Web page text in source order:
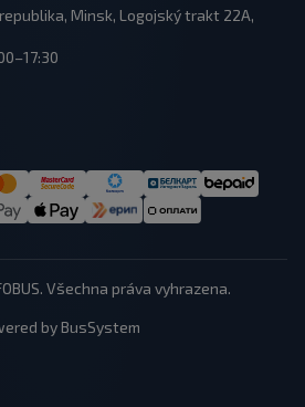
Minsk, Logojský trakt 22A,
Všechna práva vyhrazena.
by BusSystem